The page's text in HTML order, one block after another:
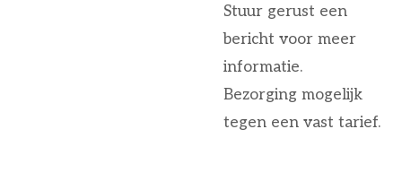
Stuur gerust een
bericht voor meer
informatie.
Bezorging mogelijk
tegen een vast tarief.